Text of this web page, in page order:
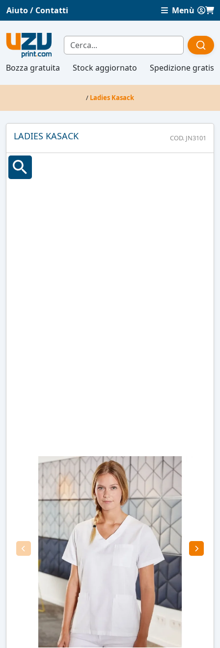
Aiuto / Contatti Menù
Bozza gratuita Stock aggiornato Spedizione gratis
/ Ladies Kasack
LADIES KASACK COD. JN3101